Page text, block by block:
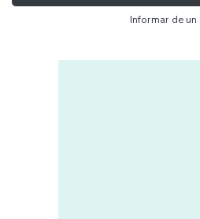
Informar de